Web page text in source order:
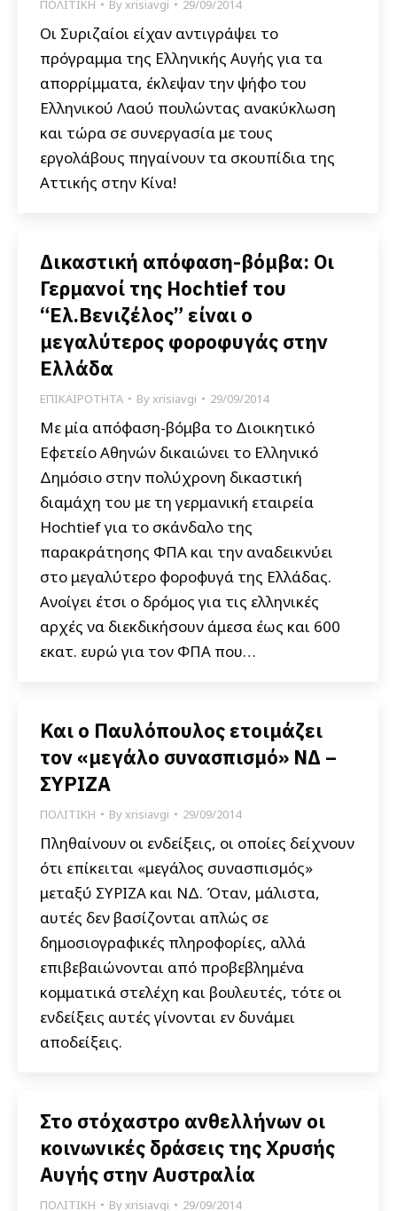
ΠΟΛΙΤΙΚΗ Byxrisiavgi 29/09/2014
Οι Συριζαίοι είχαν αντιγράψει το
πρόγραμμα της Ελληνικής Αυγής για τα
απορρίμματα, έκλεψαν την ψήφο του
Ελληνικού Λαού πουλώντας ανακύκλωση
και τώρα σε συνεργασία με τους
εργολάβους πηγαίνουν τα σκουπίδια της
Αττικής στην Κίνα!
Δικαστική απόφαση-βόμβα: Οι
Γερμανοί της Hochtief του
“Ελ.Βενιζέλος” είναι ο
μεγαλύτερος φοροφυγάς στην
Ελλάδα
ΕΠΙΚΑΙΡΟΤΗΤΑ Byxrisiavgi 29/09/2014
Με μία απόφαση-βόμβα το Διοικητικό
Εφετείο Αθηνών δικαιώνει το Ελληνικό
Δημόσιο στην πολύχρονη δικαστική
διαμάχη του με τη γερμανική εταιρεία
Hochtief για το σκάνδαλο της
παρακράτησης ΦΠΑ και την αναδεικνύει
στο μεγαλύτερο φοροφυγά της Ελλάδας.
Ανοίγει έτσι ο δρόμος για τις ελληνικές
αρχές να διεκδικήσουν άμεσα έως και 600
εκατ. ευρώ για τον ΦΠΑ που…
Και ο Παυλόπουλος ετοιμάζει
τον «μεγάλο συνασπισμό» ΝΔ –
ΣΥΡΙΖΑ
ΠΟΛΙΤΙΚΗ Byxrisiavgi 29/09/2014
Πληθαίνουν οι ενδείξεις, οι οποίες δείχνουν
ότι επίκειται «μεγάλος συνασπισμός»
μεταξύ ΣΥΡΙΖΑ και ΝΔ. Όταν, μάλιστα,
αυτές δεν βασίζονται απλώς σε
δημοσιογραφικές πληροφορίες, αλλά
επιβεβαιώνονται από προβεβλημένα
κομματικά στελέχη και βουλευτές, τότε οι
ενδείξεις αυτές γίνονται εν δυνάμει
αποδείξεις.
Στο στόχαστρο ανθελλήνων οι
κοινωνικές δράσεις της Χρυσής
Αυγής στην Αυστραλία
ΠΟΛΙΤΙΚΗ Byxrisiavgi 29/09/2014